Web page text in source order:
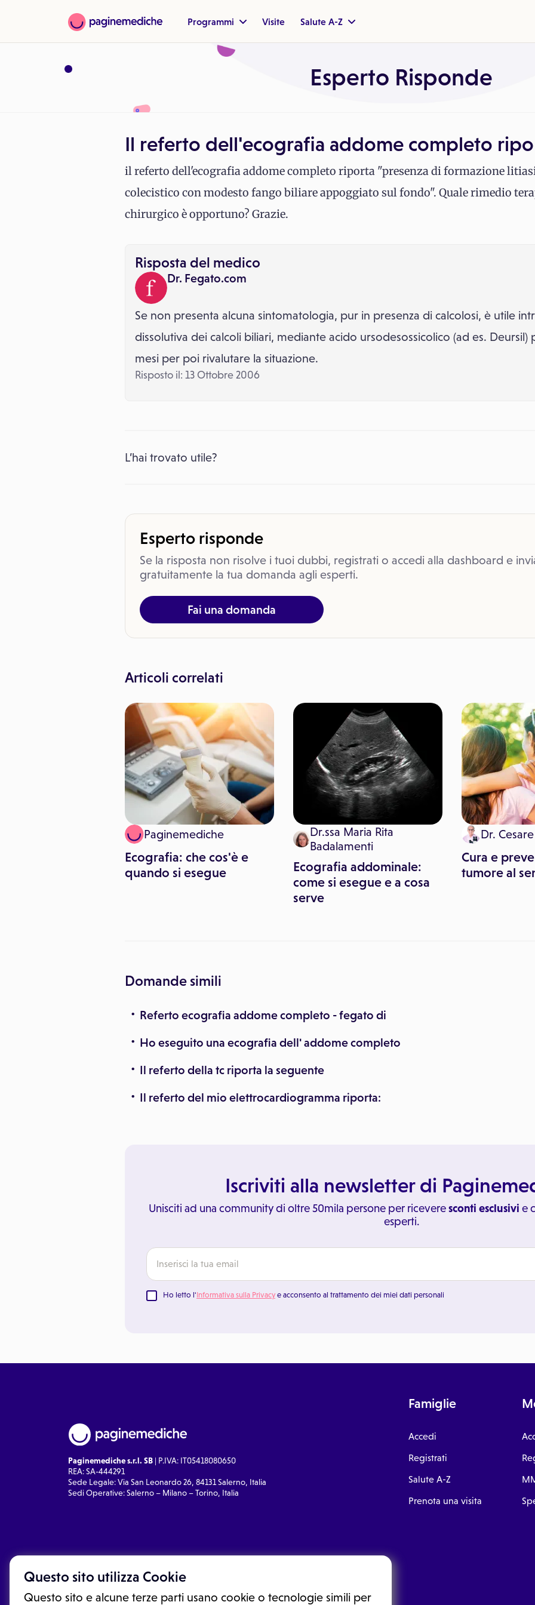
Questo sito utilizza Cookie
Questo sito e alcune terze parti usano cookie o tecnologie simili per
Programmi Visite Salute A-Z
Esperto Risponde
Il referto dell'ecografia addome completo
il referto dell'ecografia addome completo riporta "presenza di formazione
colecistico con modesto fango biliare appoggiato sul fondo". Quale rimedio
chirurgico è opportuno? Grazie.
Risposta del medico
Dr. Fegato.com
Se non presenta alcuna sintomatologia, pur in presenza di calcolosi, è utile
dissolutiva dei calcoli biliari, mediante acido ursodesossicolico (ad es.
mesi per poi rivalutare la situazione.
Risposto il: 13 Ottobre 2006
L’hai trovato utile?
Esperto risponde
Se la risposta non risolve i tuoi dubbi, registrati o accedi alla dashboard e
gratuitamente la tua domanda agli esperti.
Fai una domanda
Articoli correlati
Paginemediche
Ecografia: che cos'è e
quando si esegue
Dr.ssa Maria Rita
Badalamenti
Ecografia addominale:
come si esegue e a cosa
serve
Dr.
Cura e
tumore al
Domande simili
Referto ecografia addome completo - fegato di
Ho eseguito una ecografia dell' addome completo
Il referto della tc riporta la seguente
Il referto del mio elettrocardiogramma riporta:
Iscriviti alla newsletter di
Unisciti ad una community di oltre 50mila persone per riceveresconti esclusivi e
esperti.
Ho letto l'Informativa sulla Privacy e acconsento al trattamento dei miei dati personali
Paginemediche s.r.l. SB | P.IVA: IT05418080650
REA: SA-444291
Sede Legale: Via San Leonardo 26, 84131 Salerno, Italia
Sedi Operative: Salerno – Milano – Torino, Italia
Famiglie
Accedi
Registrati
Salute A-Z
Prenota una visita